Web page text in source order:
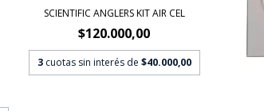
SCIENTIFIC ANGLERS KIT AIR CEL
$120.000,00
3 cuotas sin interés de $40.000,00